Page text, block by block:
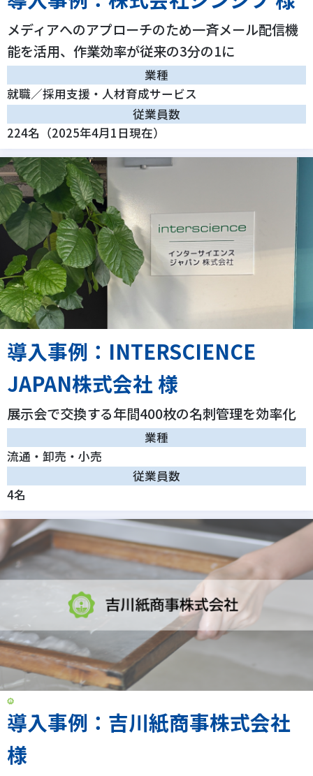
メディアへのアプローチのため一斉メール配信機
能を活用、作業効率が従来の3分の1に
業種
就職／採用支援・人材育成サービス
従業員数
224名（2025年4月1日現在）
導入事例：INTERSCIENCE
JAPAN株式会社 様
展示会で交換する年間400枚の名刺管理を効率化
業種
流通・卸売・小売
従業員数
4名
導入事例：吉川紙商事株式会社
様